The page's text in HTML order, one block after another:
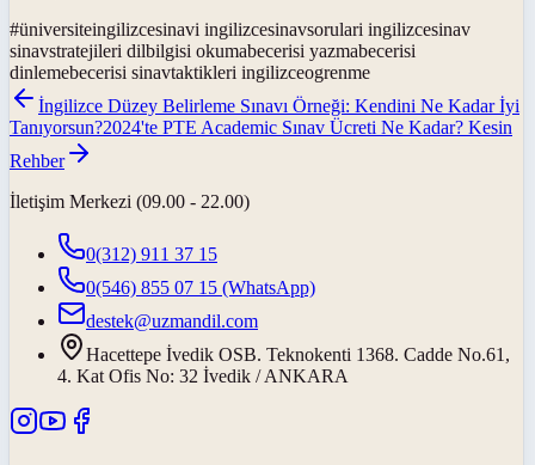
#üniversiteingilizcesinavi ingilizcesinavsorulari ingilizcesinav
sinavstratejileri dilbilgisi okumabecerisi yazmabecerisi
dinlemebecerisi sinavtaktikleri ingilizceogrenme
İngilizce Düzey Belirleme Sınavı Örneği: Kendini Ne Kadar İyi
Tanıyorsun?2024'te PTE Academic Sınav Ücreti Ne Kadar? Kesin
Rehber
İletişim Merkezi (09.00 - 22.00)
0(312) 911 37 15
0(546) 855 07 15 (WhatsApp)
destek@uzmandil.com
Hacettepe İvedik OSB. Teknokenti 1368. Cadde No.61,
4. Kat Ofis No: 32 İvedik / ANKARA